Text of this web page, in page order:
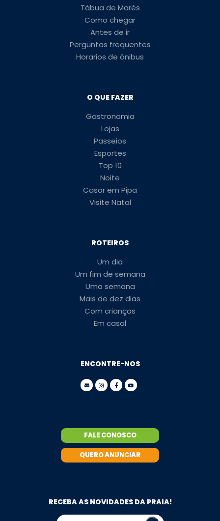
Tábua de Marés
Como chegar
Antes de ir
Perguntas frequentes
Horarios de ônibus
O QUE FAZER
Gastronomia
Lojas
Passeios
Esportes
Top 10
Noite
Casar em Pipa
Visite Natal
ROTEIROS
Um dia
Um fim de semana
Uma semana
Mais de dez dias
Com crianças
Em casal
ENCONTRE-NOS
FALE CONOSCO
QUERO ANUNCIAR
RECEBA AS NOVIDADES DA PRAIA!